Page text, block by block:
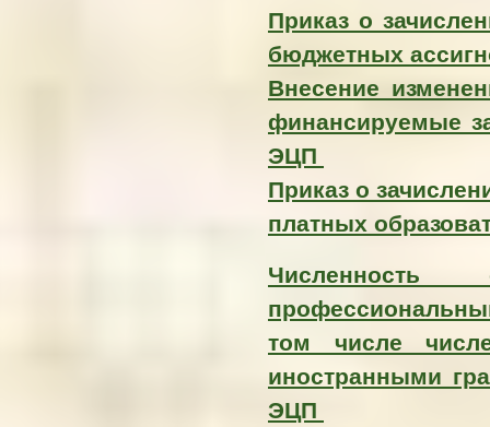
Приказ о
бюджетных
Внесение
финансируемые
ЭЦП
Приказ о
платных
том числе
иностранными
ЭЦП